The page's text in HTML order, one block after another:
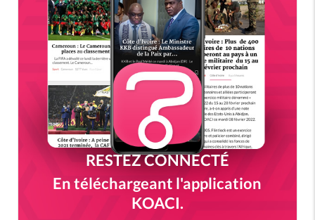
RESTEZ CONNECTÉ
En téléchargeant l'application
KOACI.